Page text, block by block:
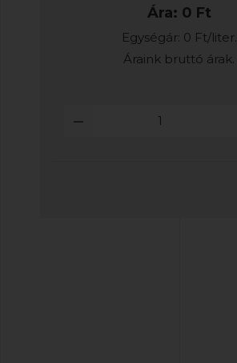
Ára: 0 Ft
Egységár: 0 Ft/liter.
Áraink bruttó árak.